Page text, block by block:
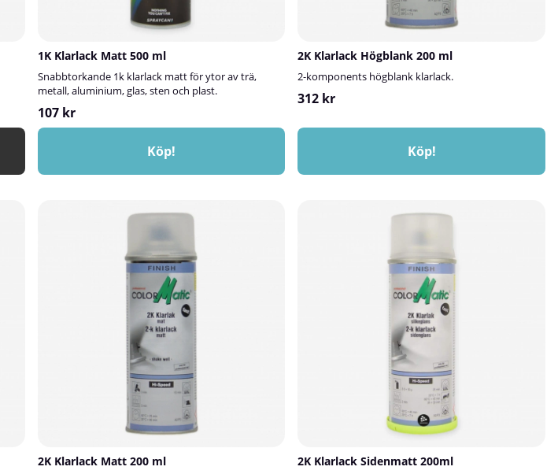
1K Klarlack Matt 500 ml
Snabbtorkande 1k klarlack matt för ytor av trä,
metall, aluminium, glas, sten och plast.
107 kr
Köp!
2K Klarlack Högblank 200 ml
2-komponents högblank klarlack.
312 kr
Köp!
2K Klarlack Matt 200 ml 2K Klarlack Sidenmatt 200ml